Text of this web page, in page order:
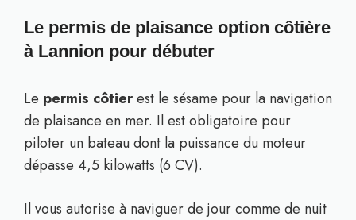
Le permis de plaisance option côtière
à Lannion pour débuter
Le permis côtierest le sésame pour la navigation
de plaisance en mer. Il est obligatoire pour
piloter un bateau dont la puissance du moteur
dépasse 4,5 kilowatts (6 CV).
Il vous autorise à naviguer de jour comme de nuit